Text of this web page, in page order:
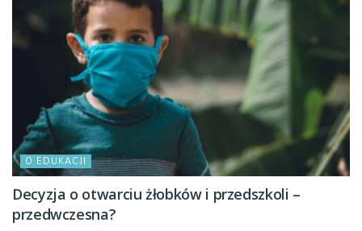
O EDUKACJI
Decyzja o otwarciu żłobków i przedszkoli –
przedwczesna?